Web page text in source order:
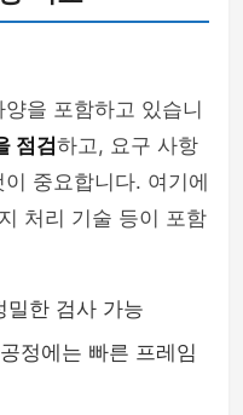
을 포함하고 있습니
점검하고, 요구 사항
중요합니다. 여기에
처리 기술 등이 포함
밀한 검사 가능
정에는 빠른 프레임